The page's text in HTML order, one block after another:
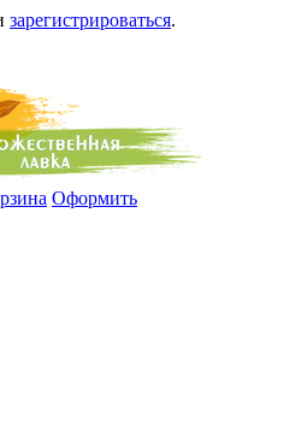
зарегистрироваться.
Оформить